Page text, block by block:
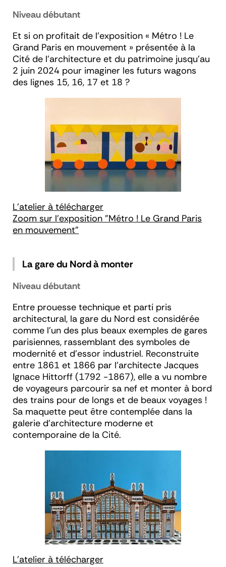
Niveau débutant
Et si on profitait de l’exposition « Métro ! Le
Grand Paris en mouvement » présentée à la
Cité de l’architecture et du patrimoine jusqu’au
2 juin 2024 pour imaginer les futurs wagons
des lignes 15, 16, 17 et 18 ?
L'atelier à télécharger
Zoom sur l'exposition "Métro ! Le Grand Paris
en mouvement"
La gare du Nord à monter
Niveau débutant
Entre prouesse technique et parti pris
architectural, la gare du Nord est considérée
comme l’un des plus beaux exemples de gares
parisiennes, rassemblant des symboles de
modernité et d’essor industriel. Reconstruite
entre 1861 et 1866 par l'architecte Jacques
Ignace Hittorff (1792 -1867), elle a vu nombre
de voyageurs parcourir sa nef et monter à bord
des trains pour de longs et de beaux voyages !
Sa maquette peut être contemplée dans la
galerie d’architecture moderne et
contemporaine de la Cité.
L'atelier à télécharger